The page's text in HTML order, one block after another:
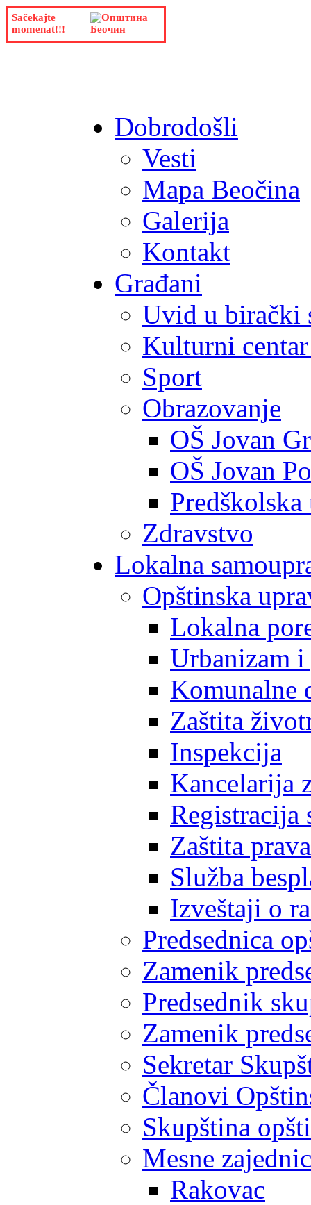
Sačekajte
momenat!!!
Dobrodošli
Vesti
Mapa Beočina
Galerija
Kontakt
Građani
Uvid u birački
Kulturni
Sport
Obrazovanje
OŠ Jovan
OŠ Jovan
Predškolska
Zdravstvo
Lokalna
Opštinska
Lokalna
Urbanizam
Komunalne
Zaštita
Inspekcija
Kancelarija
Registracija
Zaštita
Služba
Izveštaji o
Predsednica
Zamenik
Predsednik
Zamenik
Sekretar
Članovi
Skupština
Mesne
Rakovac